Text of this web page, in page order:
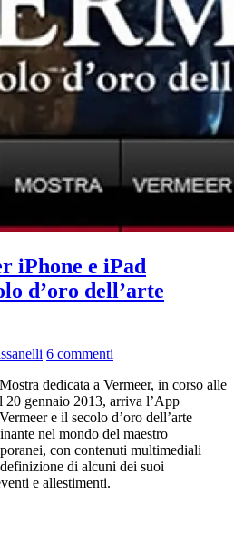
iPhone e iPad
d’oro dell’arte
6 commenti
dedicata a Vermeer, in corso alle
gennaio 2013, arriva l’App
e il secolo d’oro dell’arte
nel mondo del maestro
con contenuti multimediali
di alcuni dei suoi
e allestimenti.